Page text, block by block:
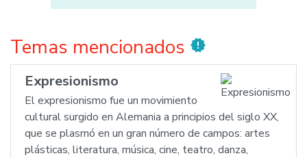
Temas mencionados new_releases
Expresionismo
El expresionismo fue un movimiento
cultural surgido en Alemania a principios del siglo XX,
que se plasmó en un gran número de campos: artes
plásticas, literatura, música, cine, teatro, danza,